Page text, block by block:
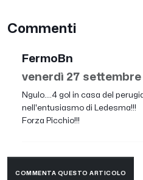
Commenti
FermoBn
venerdì 27 settembre
Ngulo....4 gol in casa del
nell'entusiasmo di Ledesma!!!
Forza Picchio!!!
COMMENTA QUESTO ARTICOLO